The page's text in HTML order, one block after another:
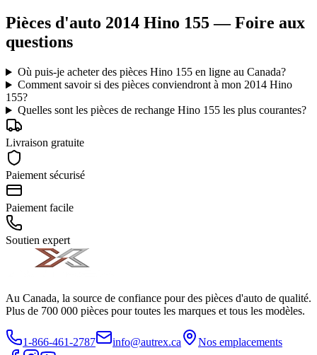
Pièces d'auto 2014 Hino 155 — Foire aux
questions
Où puis-je acheter des pièces Hino 155 en ligne au Canada?
Comment savoir si des pièces conviendront à mon 2014 Hino
155?
Quelles sont les pièces de rechange Hino 155 les plus courantes?
Livraison gratuite
Paiement sécurisé
Paiement facile
Soutien expert
Au Canada, la source de confiance pour des pièces d'auto de qualité.
Plus de 700 000 pièces pour toutes les marques et tous les modèles.
1-866-461-2787 info@autrex.ca Nos emplacements